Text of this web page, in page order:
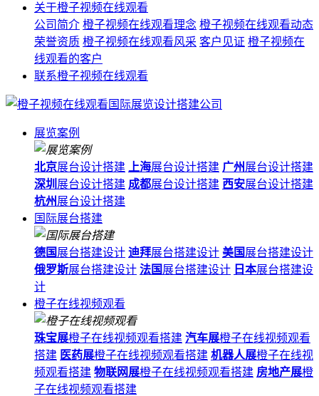
关于橙子视频在线观看
公司简介 橙子视频在线观看理念 橙子视频在线观看动态
荣誉资质 橙子视频在线观看风采 客户见证 橙子视频在
线观看的客户
联系橙子视频在线观看
展览案例
北京展台设计搭建 上海展台设计搭建 广州展台设计搭建
深圳 展台设计搭建 成都展台设计搭建 西安展台设计搭建
杭州展台设计搭建
国际展台搭建
德国 展台搭建设计 迪拜展台搭建设计 美国 展台搭建设计
俄罗斯展台搭建设计 法国 展台搭建设计 日本展台搭建设
计
橙子在线视频观看
珠宝展橙子在线视频观看搭建 汽车展橙子在线视频观看
搭建 医药展橙子在线视频观看搭建 机器人展橙子在线视
频观看搭建 物联网展橙子在线视频观看搭建 房地产展橙
子在线视频观看搭建